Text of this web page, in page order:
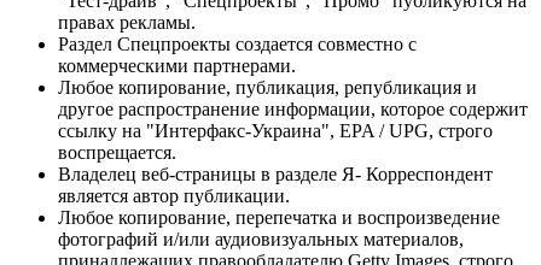
правах рекламы.
Раздел Спецпроекты создается совместно с
коммерческими партнерами.
Любое копирование, публикация, републикация и
другое распространение информации, которое содержит
ссылку на "Интерфакс-Украина", EPA / UPG, строго
воспрещается.
Владелец веб-страницы в разделе Я- Корреспондент
является автор публикации.
Любое копирование, перепечатка и воспроизведение
фотографий и/или аудиовизуальных материалов,
принадлежащих правообладателю Getty Images, строго